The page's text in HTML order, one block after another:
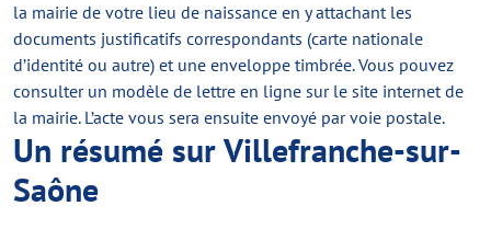
la mairie de votre lieu de naissance en y attachant les
documents justificatifs correspondants (carte nationale
d’identité ou autre) et une enveloppe timbrée. Vous pouvez
consulter un modèle de lettre en ligne sur le site internet de
la mairie. L’acte vous sera ensuite envoyé par voie postale.
Un résumé sur Villefranche-sur-
Saône